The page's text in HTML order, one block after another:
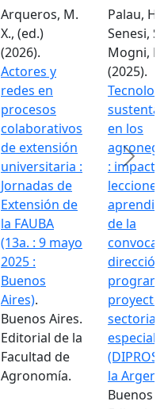
Arqueros, M.
X., (ed.)
(2026).
Actores y
redes en
procesos
colaborativos
de extensión
universitaria :
Jornadas de
Extensión de
la FAUBA
(13a. : 9 mayo
2025 :
Buenos
Aires).
Buenos Aires.
Editorial de la
Facultad de
Agronomía.
Palau, H.;
Senesi,
Mogni, F.
(2025).
en los
: impacto
lecciones
de la
dirección
proyectos
la
Buenos
Next